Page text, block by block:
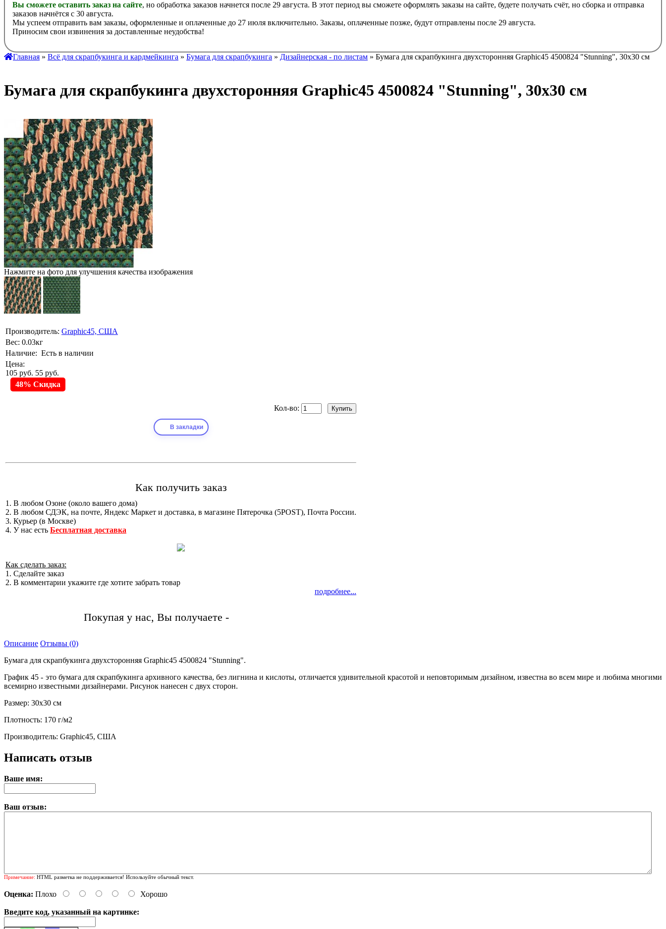
Вы сможете оставить заказ на сайте, но обработка заказов начнется после 29 августа. В этот период вы сможете оформлять заказы на сайте, будете получать счёт, но сборка и отправка
заказов начнётся с 30 августа.
Мы успеем отправить вам заказы, оформленные и оплаченные до 27 июля включительно. Заказы, оплаченные позже, будут отправлены после 29 августа.
Приносим свои извинения за доставленные неудобства!
Главная » Всё для скрапбукинга и кардмейкинга » Бумага для скрапбукинга » Дизайнерская - по листам » Бумага для скрапбукинга двухсторонняя Graphic45 4500824 "Stunning", 30х30 см
Бумага для скрапбукинга двухсторонняя Graphic45 4500824 "Stunning", 30х30 см
Нажмите на фото для улучшения качества изображения
Производитель: Graphic45, США
Вес: 0.03кг
Наличие: Есть в наличии
Цена:
105 руб. 55 руб.
48% Скидка
Кол-во:
В закладки
Как получить заказ
1. В любом Озоне (около вашего дома)
2. В любом СДЭК, на почте, Яндекс Маркет и доставка, в магазине Пятерочка (5POST), Почта России.
3. Курьер (в Москве)
4. У нас есть Бесплатная доставка
Как сделать заказ:
1. Сделайте заказ
2. В комментарии укажите где хотите забрать товар
подробнее...
Покупая у нас, Вы получаете -
Описание Отзывы (0)
Бумага для скрапбукинга двухсторонняя Graphic45 4500824 "Stunning".
График 45 - это бумага для скрапбукинга архивного качества, без лигнина и кислоты, отличается удивительной красотой и неповторимым дизайном, известна во всем мире и любима многими
всемирно известными дизайнерами. Рисунок нанесен с двух сторон.
Размер: 30х30 см
Плотность: 170 г/м2
Производитель: Graphic45, США
Написать отзыв
Ваше имя:
Ваш отзыв:
Примечание: HTML разметка не поддерживается! Используйте обычный текст.
Оценка: Плохо Хорошо
Введите код, указанный на картинке: